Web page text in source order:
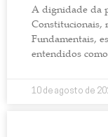
A dignidade da
Constitucionais,
Fundamentais,
entendidos
10 de agosto de